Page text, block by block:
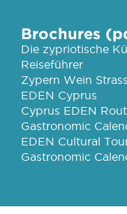
Brochures
Die zypriotische
Reiseführer
Zypern Wein
EDEN Cyprus
Cyprus EDEN
Gastronomic
EDEN Cultural
Gastronomic